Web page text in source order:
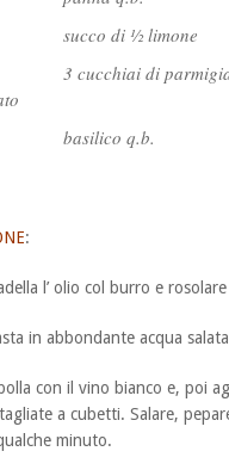
di ½ limone
di
q.b.
:
l’ olio col burro e
in abbondante acqua
con il vino bianco e, poi
a cubetti. Salare,
minuto.